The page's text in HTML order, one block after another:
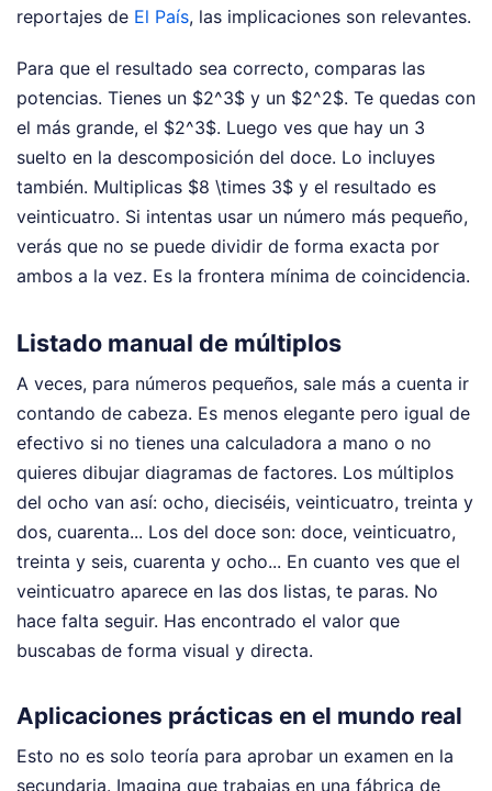
reportajes de El País, las implicaciones son relevantes.
Para que el resultado sea correcto, comparas las
potencias. Tienes un $2^3$ y un $2^2$. Te quedas con
el más grande, el $2^3$. Luego ves que hay un 3
suelto en la descomposición del doce. Lo incluyes
también. Multiplicas $8 \times 3$ y el resultado es
veinticuatro. Si intentas usar un número más pequeño,
verás que no se puede dividir de forma exacta por
ambos a la vez. Es la frontera mínima de coincidencia.
Listado manual de múltiplos
A veces, para números pequeños, sale más a cuenta ir
contando de cabeza. Es menos elegante pero igual de
efectivo si no tienes una calculadora a mano o no
quieres dibujar diagramas de factores. Los múltiplos
del ocho van así: ocho, dieciséis, veinticuatro, treinta y
dos, cuarenta... Los del doce son: doce, veinticuatro,
treinta y seis, cuarenta y ocho... En cuanto ves que el
veinticuatro aparece en las dos listas, te paras. No
hace falta seguir. Has encontrado el valor que
buscabas de forma visual y directa.
Aplicaciones prácticas en el mundo real
Esto no es solo teoría para aprobar un examen en la
secundaria. Imagina que trabajas en una fábrica de